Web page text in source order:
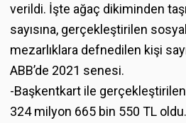
verildi. İşte ağaç dikiminden
sayısına, gerçekleştirilen
mezarlıklara defnedilen kişi
ABB’de 2021 senesi.
-Başkentkart ile
324 milyon 665 bin 550 TL oldu.